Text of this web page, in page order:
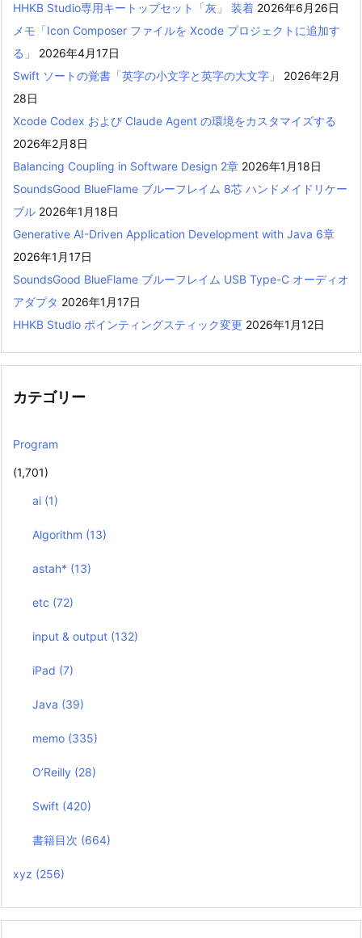
HHKB Studio専用キートップセット「灰」 装着 2026年6月26日
メモ「Icon Composer ファイルを Xcode プロジェクトに追加す
る」
2026年4月17日
Swift ソートの覚書「英字の小文字と英字の大文字」
2026年2月
28日
Xcode Codex および Claude Agent の環境をカスタマイズする
2026年2月8日
Balancing Coupling in Software Design 2章 2026年1月18日
SoundsGood BlueFlame ブルーフレイム 8芯 ハンドメイドリケー
ブル 2026年1月18日
Generative AI-Driven Application Development with Java 6章
2026年1月17日
SoundsGood BlueFlame ブルーフレイム USB Type-C オーディオ
アダプタ 2026年1月17日
HHKB Studio ポインティングスティック変更 2026年1月12日
カテゴリー
Program
(1,701)
ai (1)
Algorithm (13)
astah* (13)
etc (72)
input & output (132)
iPad (7)
Java (39)
memo (335)
O’Reilly (28)
Swift (420)
書籍目次 (664)
xyz (256)